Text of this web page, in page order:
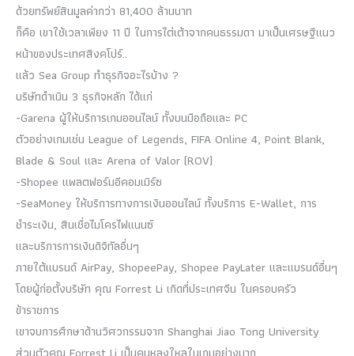
ด้วยทรัพย์สินมูลค่ากว่า 81,400 ล้านบาท
ก็คือ เขาใช้เวลาเพียง 11 ปี ในการไต่เต้าจากคนธรรมดา มาเป็นเศรษฐีแนว
หน้าของประเทศสิงคโปร์..
แล้ว Sea Group ทำธุรกิจอะไรบ้าง ?
บริษัทดำเนิน 3 ธุรกิจหลัก ได้แก่
-Garena ผู้ให้บริการเกมออนไลน์ ทั้งบนมือถือและ PC
ตัวอย่างเกมเช่น League of Legends, FIFA Online 4, Point Blank,
Blade & Soul และ Arena of Valor (ROV)
-Shopee แพลตฟอร์มอีคอมเมิร์ซ
-SeaMoney ให้บริการทางการเงินออนไลน์ ทั้งบริการ E-Wallet, การ
ชำระเงิน, สินเชื่อไมโครไฟแนนซ์
และบริการการเงินดิจิทัลอื่นๆ
ภายใต้แบรนด์ AirPay, ShopeePay, Shopee PayLater และแบรนด์อื่นๆ
โดยผู้ก่อตั้งบริษัท คุณ Forrest Li เกิดที่ประเทศจีน ในครอบครัว
ข้าราชการ
เขาจบการศึกษาด้านวิศวกรรมจาก Shanghai Jiao Tong University